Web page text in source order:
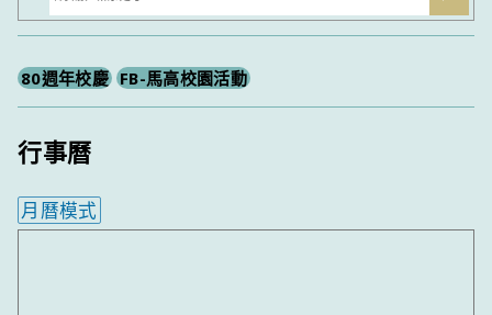
尋
80週年校慶 FB-馬高校園活動
行事曆
月曆模式